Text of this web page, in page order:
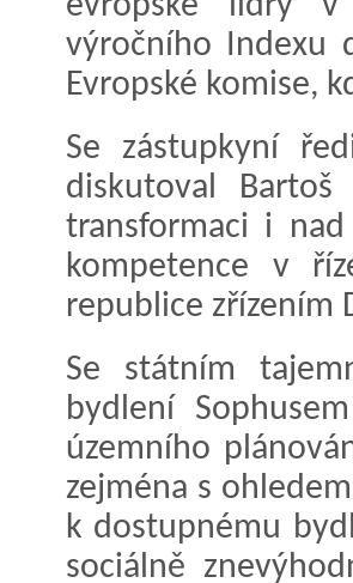
výročního Indexu
Evropské komise,
Se zástupkyní
diskutoval
transformaci i
kompetence v
republice zřízením
Se státním
bydlení
územního
zejména s
k dostupnému
sociálně